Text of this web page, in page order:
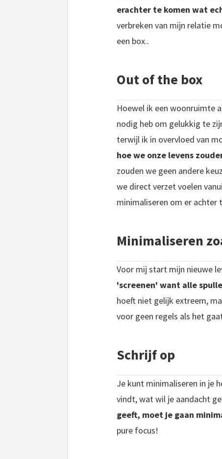
erachter te komen wat
verbreken van mijn relatie
een box..
Out of the box
Hoewel ik een woonruimte
nodig heb om gelukkig te
terwijl ik in overvloed van
hoe we onze levens
zouden we geen andere
we direct verzet voelen
minimaliseren om er achter
Minimaliseren
Voor mij start mijn nieuwe
'screenen' want alle
hoeft niet gelijk extreem,
voor geen regels als het
Schrijf op
Je kunt minimaliseren in je
vindt, wat wil je aandacht
geeft, moet je gaan
pure focus!